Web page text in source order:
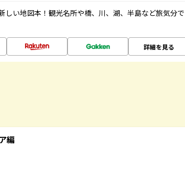
しい地図本！観光名所や橋、川、湖、半島など旅気分で
詳細を見る
編